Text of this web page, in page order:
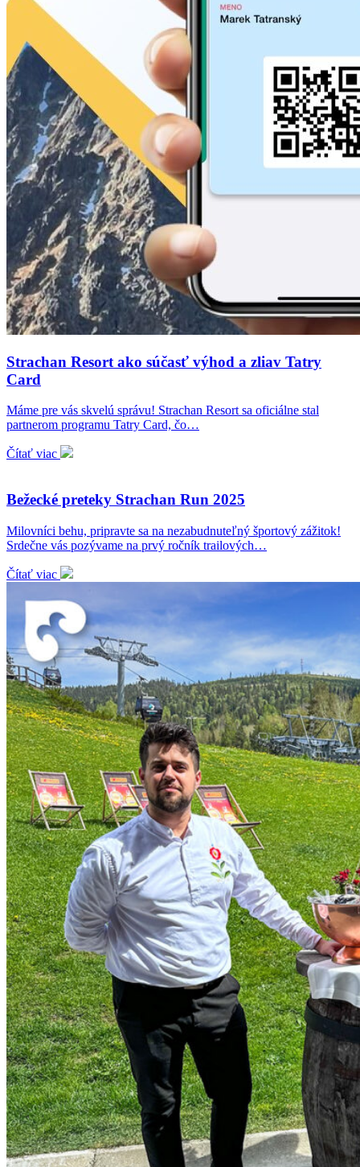
Strachan Resort ako súčasť výhod a zliav Tatry
Card
Máme pre vás skvelú správu! Strachan Resort sa oficiálne stal
partnerom programu Tatry Card, čo…
Čítať viac
Bežecké preteky Strachan Run 2025
Milovníci behu, pripravte sa na nezabudnuteľný športový zážitok!
Srdečne vás pozývame na prvý ročník trailových…
Čítať viac